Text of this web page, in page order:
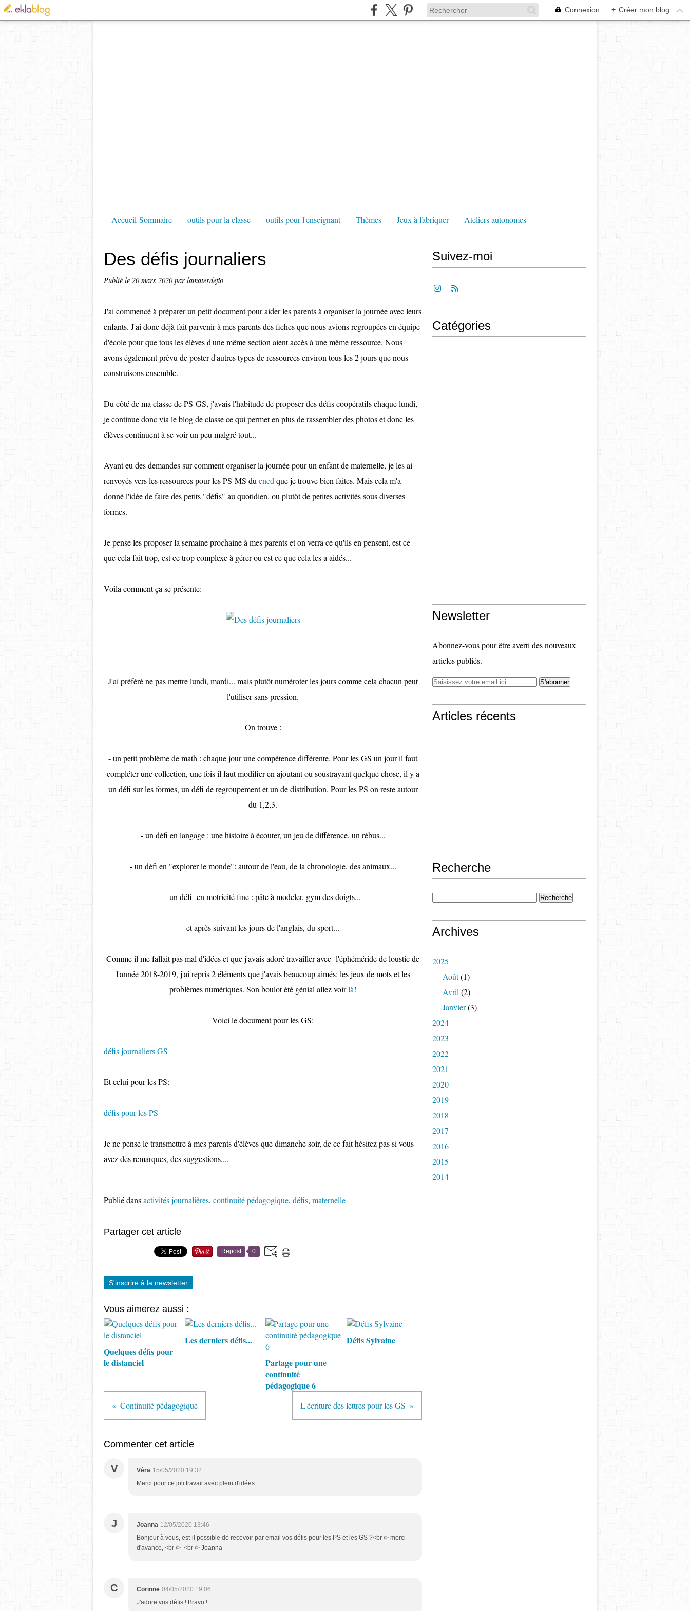
Connexion + Créer mon blog
Accueil-Sommaire outils pour la classe outils pour l'enseignant Thèmes Jeux à fabriquer Ateliers autonomes
Des défis journaliers
Publié le 20 mars 2020par lamaterdeflo
J'ai commencé à préparer un petit document pour aider les parents à organiser la journée avec leurs
enfants. J'ai donc déjà fait parvenir à mes parents des fiches que nous avions regroupées en équipe
d'école pour que tous les élèves d'une même section aient accès à une même ressource. Nous
avons également prévu de poster d'autres types de ressources environ tous les 2 jours que nous
construisons ensemble.
Du côté de ma classe de PS-GS, j'avais l'habitude de proposer des défis coopératifs chaque lundi,
je continue donc via le blog de classe ce qui permet en plus de rassembler des photos et donc les
élèves continuent à se voir un peu malgré tout...
Ayant eu des demandes sur comment organiser la journée pour un enfant de maternelle, je les ai
renvoyés vers les ressources pour les PS-MS du cned que je trouve bien faites. Mais cela m'a
donné l'idée de faire des petits "défis" au quotidien, ou plutôt de petites activités sous diverses
formes.
Je pense les proposer la semaine prochaine à mes parents et on verra ce qu'ils en pensent, est ce
que cela fait trop, est ce trop complexe à gérer ou est ce que cela les a aidés...
Voila comment ça se présente:
J'ai préféré ne pas mettre lundi, mardi... mais plutôt numéroter les jours comme cela chacun peut
l'utiliser sans pression.
On trouve :
- un petit problème de math : chaque jour une compétence différente. Pour les GS un jour il faut
compléter une collection, une fois il faut modifier en ajoutant ou soustrayant quelque chose, il y a
un défi sur les formes, un défi de regroupement et un de distribution. Pour les PS on reste autour
du 1,2,3.
- un défi en langage : une histoire à écouter, un jeu de différence, un rébus...
- un défi en "explorer le monde": autour de l'eau, de la chronologie, des animaux...
- un défi en motricité fine : pâte à modeler, gym des doigts...
et après suivant les jours de l'anglais, du sport...
Comme il me fallait pas mal d'idées et que j'avais adoré travailler avec l'éphéméride de loustic de
l'année 2018-2019, j'ai repris 2 éléments que j'avais beaucoup aimés: les jeux de mots et les
problèmes numériques. Son boulot été génial allez voirlà!
Voici le document pour les GS:
défis journaliers GS
Et celui pour les PS:
défis pour les PS
Je ne pense le transmettre à mes parents d'élèves que dimanche soir, de ce fait hésitez pas si vous
avez des remarques, des suggestions....
Publié dansactivités journalières, continuité pédagogique, défis, maternelle
Partager cet article
Repost 0
S'inscrire à la newsletter
Vous aimerez aussi :
Quelques défis pour
le distanciel
Les derniers défis...
Partage pour une
continuité
pédagogique 6
Défis Sylvaine
Continuité pédagogique L'écriture des lettres pour les GS
Commenter cet article
V Véra 15/05/2020 19:32
Merci pour ce joli travail avec plein d'idées
J Joanna 12/05/2020 13:46
Bonjour à vous, est-il possible de recevoir par email vos défis pour les PS et les GS ?<br /> merci
d'avance, <br /> <br /> Joanna
C Corinne 04/05/2020 19:06
J'adore vos défis ! Bravo !
Suivez-moi
Catégories
Newsletter
Abonnez-vous pour être averti des nouveaux
articles publiés.
Articles récents
Recherche
Archives
2025
Août(1)
Avril (2)
Janvier(3)
2024
2023
2022
2021
2020
2019
2018
2017
2016
2015
2014